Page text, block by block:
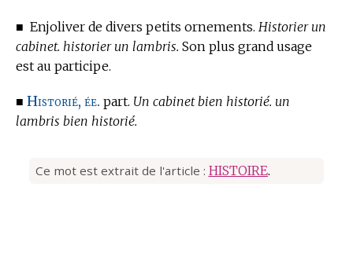
■ Enjoliver de divers petits ornements. Historier un
cabinet. historier un lambris. Son plus grand usage
est au participe.
■ Historié, ée. part. Un cabinet bien historié. un
lambris bien historié.
Ce mot est extrait de l'article : HISTOIRE.